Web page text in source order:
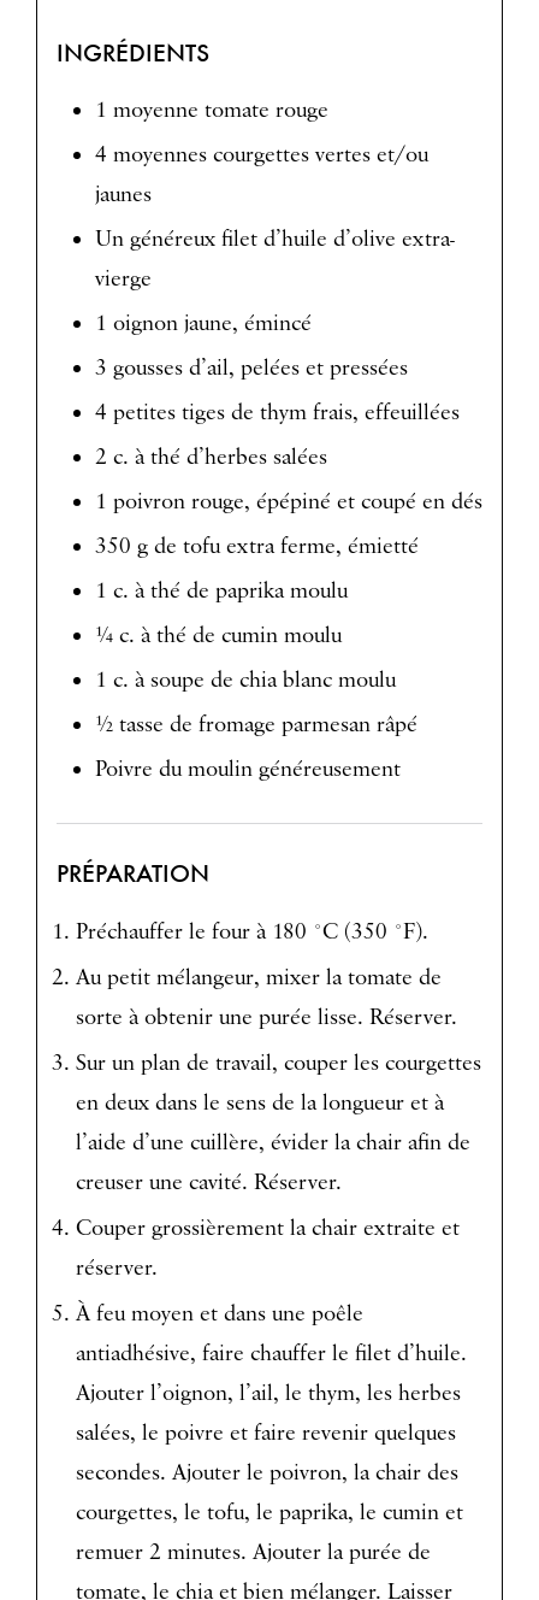
INGRÉDIENTS
1 moyenne tomate rouge
4 moyennes courgettes vertes et/ou
jaunes
Un généreux filet d’huile d’olive extra-
vierge
1 oignon jaune, émincé
3 gousses d’ail, pelées et pressées
4 petites tiges de thym frais, effeuillées
2 c. à thé d’herbes salées
1 poivron rouge, épépiné et coupé en dés
350 g de tofu extra ferme, émietté
1 c. à thé de paprika moulu
¼ c. à thé de cumin moulu
1 c. à soupe de chia blanc moulu
½ tasse de fromage parmesan râpé
Poivre du moulin généreusement
PRÉPARATION
Préchauffer le four à 180 °C (350 °F).
Au petit mélangeur, mixer la tomate de
sorte à obtenir une purée lisse. Réserver.
Sur un plan de travail, couper les courgettes
en deux dans le sens de la longueur et à
l’aide d’une cuillère, évider la chair afin de
creuser une cavité. Réserver.
Couper grossièrement la chair extraite et
réserver.
À feu moyen et dans une poêle
antiadhésive, faire chauffer le filet d’huile.
Ajouter l’oignon, l’ail, le thym, les herbes
salées, le poivre et faire revenir quelques
secondes. Ajouter le poivron, la chair des
courgettes, le tofu, le paprika, le cumin et
remuer 2 minutes. Ajouter la purée de
tomate, le chia et bien mélanger. Laisser